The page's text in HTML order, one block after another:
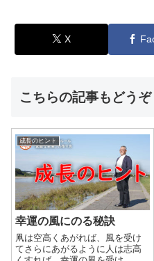
X
こちらの記事もどうぞ
成長のヒント
幸運の風にのる秘訣
凧は空高くあがれば、風を受け
てさらにあがるように人は志高